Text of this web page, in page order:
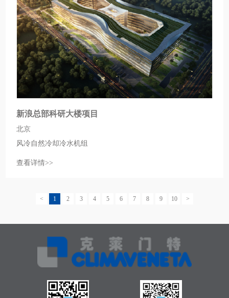
新浪总部科研大楼项目
北京
风冷自然冷却冷水机组
查看详情>>
< 1 2 3 4 5 6 7 8 9 10 >